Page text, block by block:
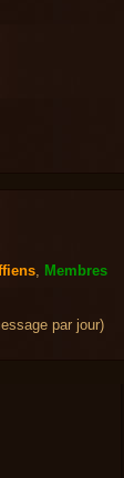
Membres
par jour)